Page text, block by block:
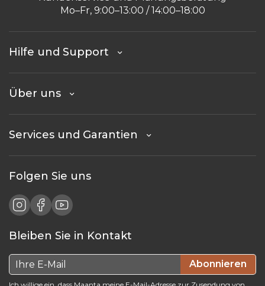
Mo–Fr, 9:00–13:00 / 14:00–18:00
Hilfe und Support
Über uns
Services und Garantien
Folgen Sie uns
Bleiben Sie in Kontakt
Abonnieren